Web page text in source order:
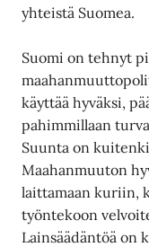
yhteistä Suomea.
Suomi on tehnyt
käyttää hyväksi,
pahimmillaan
Suunta on
Maahanmuuton
laittamaan kuriin,
työntekoon
Lainsäädäntöä on